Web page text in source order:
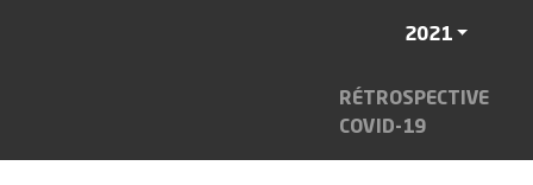
2021
RÉTROSPECTIVE
COVID-19